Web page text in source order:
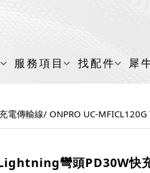
服務項目 找配件 犀
電傳輸線 ONPRO UC-
彎頭PD30W快